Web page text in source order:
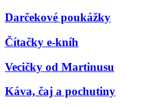
Darčekové poukážky
Čítačky e-kníh
Vecičky od Martinusu
Káva, čaj a pochutiny